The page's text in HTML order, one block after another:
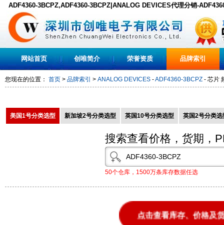
ADF4360-3BCPZ,ADF4360-3BCPZ|ANALOG DEVICES代理分销-
装现货,PDF下载
网站首页 创唯简介 荣誉资质 品牌索引
您现在的位置： 首页 > 品牌索引 > ANALOG DEVICES -ADF4360-3BCPZ - 芯片
美国1号分类选型 新加坡2号分类选型 英国10号分类选型 英国2号分类选
搜索查看价格，货期，
50个仓库，1500万条库存数据任选
点击查看库存、价格及